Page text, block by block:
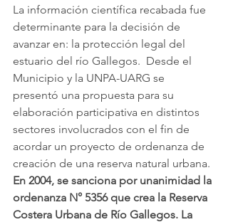
La información científica recabada fue
determinante para la decisión de
avanzar en: la protección legal del
estuario del río Gallegos.  Desde el
Municipio y la UNPA-UARG se
presentó una propuesta para su
elaboración participativa en distintos
sectores involucrados con el fin de
acordar un proyecto de ordenanza de
creación de una reserva natural urbana.
En 2004, se sanciona por unanimidad la
ordenanza N° 5356 que crea la Reserva
Costera Urbana de Río Gallegos. La